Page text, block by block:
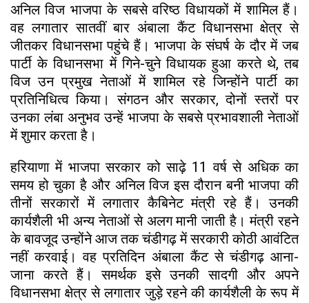
अनिल विज भाजपा के सबसे वरिष्ठ विधायकों में शामिल हैं।
वह लगातार सातवीं बार अंबाला कैंट विधानसभा क्षेत्र से
जीतकर विधानसभा पहुंचे हैं। भाजपा के संघर्ष के दौर में जब
पार्टी के विधानसभा में गिने-चुने विधायक हुआ करते थे, तब
विज उन प्रमुख नेताओं में शामिल रहे जिन्होंने पार्टी का
प्रतिनिधित्व किया। संगठन और सरकार, दोनों स्तरों पर
उनका लंबा अनुभव उन्हें भाजपा के सबसे प्रभावशाली नेताओं
में शुमार करता है।
हरियाणा में भाजपा सरकार को साढ़े 11 वर्ष से अधिक का
समय हो चुका है और अनिल विज इस दौरान बनी भाजपा की
तीनों सरकारों में लगातार कैबिनेट मंत्री रहे हैं। उनकी
कार्यशैली भी अन्य नेताओं से अलग मानी जाती है। मंत्री रहने
के बावजूद उन्होंने आज तक चंडीगढ़ में सरकारी कोठी आवंटित
नहीं करवाई। वह प्रतिदिन अंबाला कैंट से चंडीगढ़ आना-
जाना करते हैं। समर्थक इसे उनकी सादगी और अपने
विधानसभा क्षेत्र से लगातार जुड़े रहने की कार्यशैली के रूप में